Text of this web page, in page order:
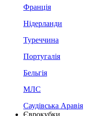
Франція
Нідерланди
Туреччина
Португалія
Бельгія
МЛС
Саудівська Аравія
Єврокубки